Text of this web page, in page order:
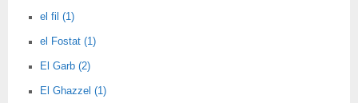
el fil (1)
el Fostat (1)
El Garb (2)
El Ghazzel (1)